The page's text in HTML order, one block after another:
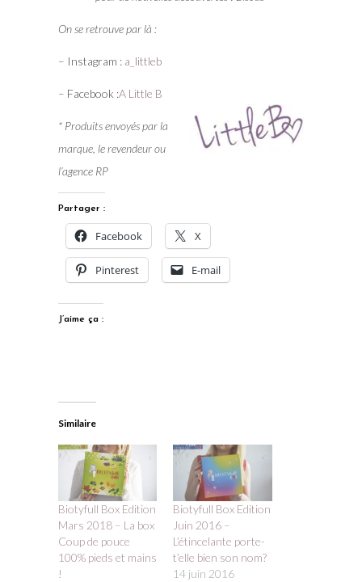
On se retrouve par là :
– Instagram : a_littleb
– Facebook :A Little B
* Produits envoyés par la
marque, le revendeur ou
l’agence RP
Partager :
Facebook X
Pinterest E-mail
J’aime ça :
Similaire
Biotyfull Box Edition
Mars 2018 – La box
Coup de pouce
100% pieds et mains
!
Biotyfull Box Edition
Juin 2016 –
L’étincelante porte-
t’elle bien son nom?
14 juin 2016